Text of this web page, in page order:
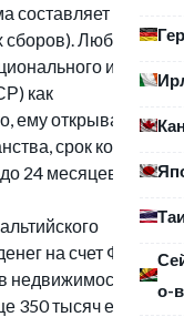
о-
650
Любой
и
как
ему открывается
срок которого
24 месяцев.
на счет ФНСР,
недвижимость. Так
350 тысяч евро